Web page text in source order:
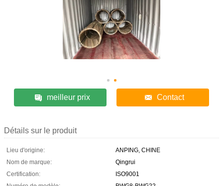
meilleur prix Contact
Détails sur le produit
Lieu d'origine:
ANPING, CHINE
Nom de marque:
Qingrui
Certification:
ISO9001